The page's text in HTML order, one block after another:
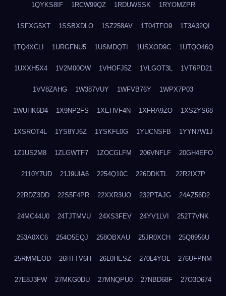
1QYKS8IF 1RCW99QZ 1RDUWSSK 1RYOMZPR
1SFXG5XT 1SSBXDLO 1SZ258AV 1T04TFO9 1T3A32QI
1TQ4XCLI 1URGFNU5 1USMDQTI 1USXOD9C 1UTQO46Q
1UXXH5X4 1V2M00OW 1VHOFJ5Z 1VLGOT3L 1VT6PD21
1VV8ZAHG 1W387VUY 1WFVB76Y 1WPX7P03
1WUHK6D4 1X9NP2FS 1XEHVF4N 1XFRA9ZO 1XS2YS68
1XSROT4L 1YS8YJ6Z 1YSKFL0G 1YUCNSFB 1YYN7W1J
1Z1US2M8 1ZLGWTF7 1ZOCGLFM 206VNFLF 20GH4EFO
2110Y7UD 21J9UIA6 2254Q10C 226DDKTL 22R2IX7P
22RDZ3DD 22S5F4PR 22XXR3UO 232PTAJG 24AZ56D2
24MC44U0 24TJTMVU 24XS3FEV 24YV1LVI 252T7VNK
253A0XC6 254O5EQJ 258OBXAU 25JR0XCH 25Q8956U
25RMMEOD 26HTTV6H 26L0HESZ 270L4YOL 276UFPNM
27E8J3FW 27MKG0DU 27MNQPU0 27NBD68F 27O3D674